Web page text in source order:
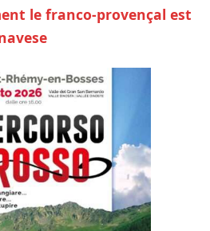
le franco-provençal est